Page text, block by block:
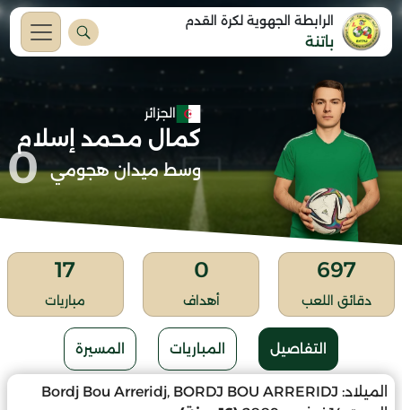
الرابطة الجهوية لكرة القدم
باتنة
الجزائر
كمال محمد إسلام
وسط ميدان هجومي 0
697
دقائق اللعب
0
أهداف
17
مباريات
التفاصيل المباريات المسيرة
الميلاد: Bordj Bou Arreridj, BORDJ BOU ARRERIDJ